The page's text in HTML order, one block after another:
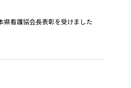
県看護協会長表彰を受けました